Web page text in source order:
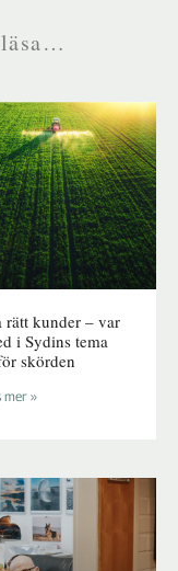
rätt kunder – var
i Sydins tema
skörden
mer »